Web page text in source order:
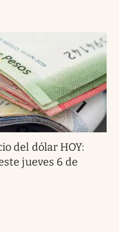
del dólar HOY:
jueves 6 de